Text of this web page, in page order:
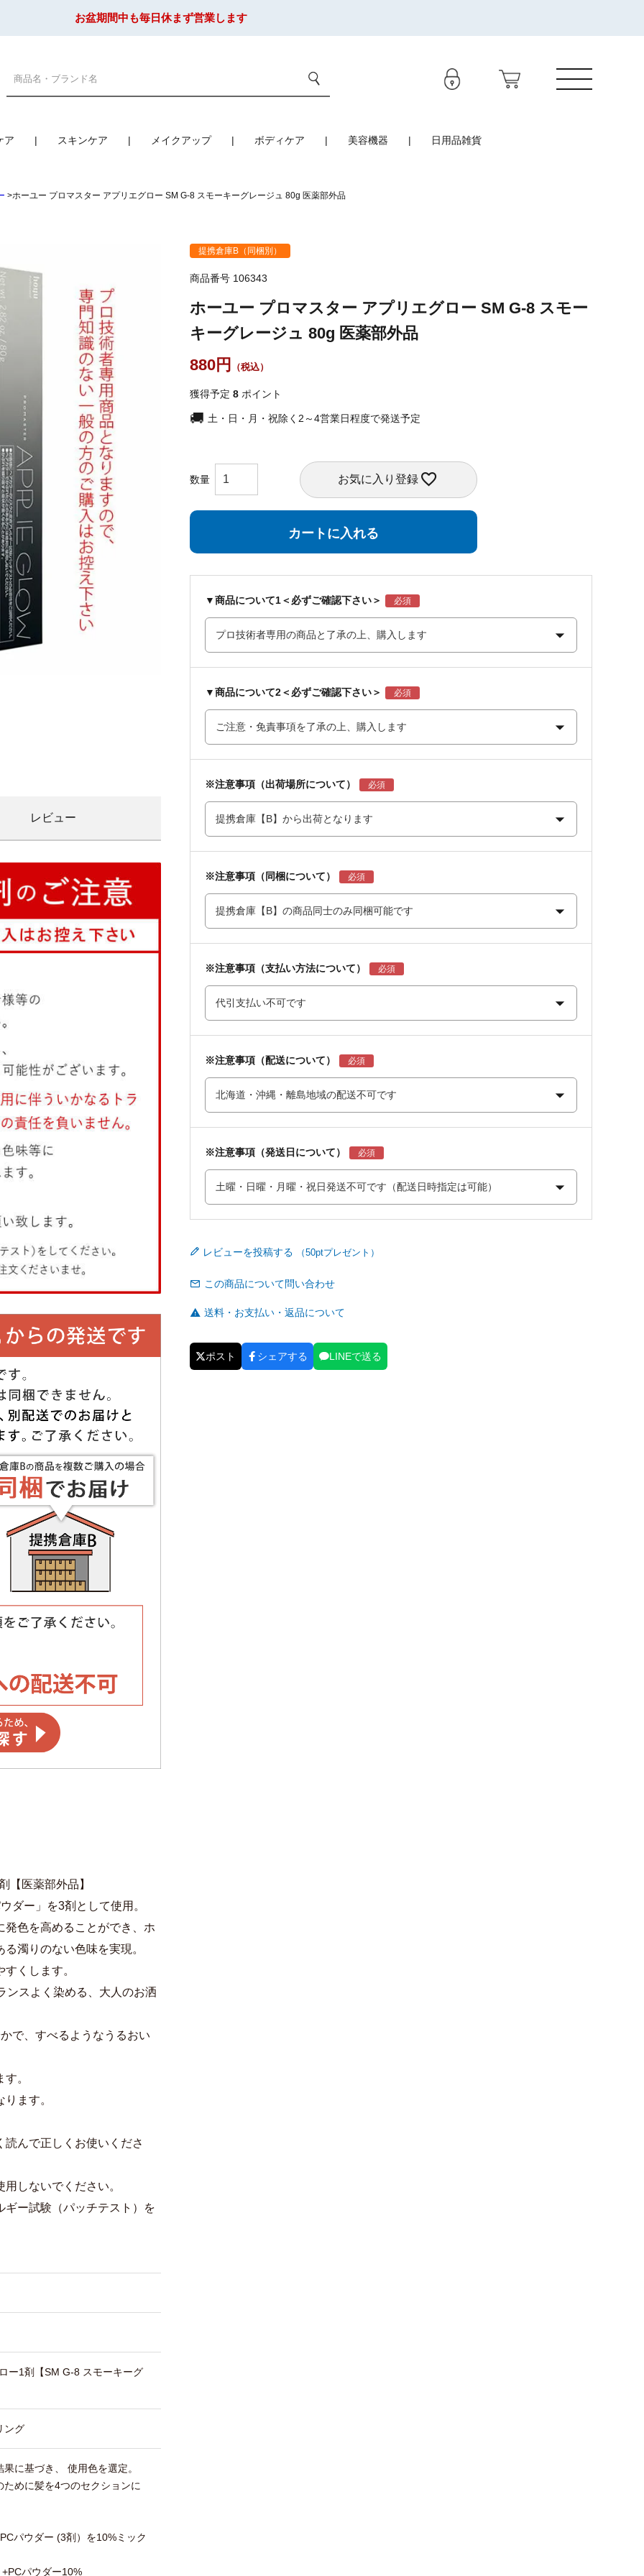
お盆期間中も毎日休まず営業します
ア スキンケア メイクアップ ボディケア 美容機器 日用品雑貨
ホーユー プロマスター アプリエグロー SM G-8 スモーキーグレージュ 80g 医薬部外品
レビュー
【医薬部外品】
ダー」を3剤として使用。
色を高めることができ、ホ
濁りのない色味を実現。
くします。
ンスよく染める、大人のお洒
で、すべるようなうるおい
。
ます。
んで正しくお使いくださ
しないでください。
ー試験（パッチテスト）を
ー1剤【SM G-8 スモーキーグ
ング
に基づき、 使用色を選定。
めに髪を4つのセクションに
パウダー (3剤）を10%ミック
パウダー10%
提携倉庫B（同梱別）
商品番号 106343
ホーユー プロマスター アプリエグロー SM G-8 スモー
キーグレージュ 80g 医薬部外品
880
獲得予定 8 ポイント
土・日・月・祝除く2～4営業日程度で発送予定
お気に入り登録
カートに入れる
▼商品について1＜必ずご確認下さい＞
▼商品について2＜必ずご確認下さい＞
※注意事項（出荷場所について）
※注意事項（同梱について）
※注意事項（支払い方法について）
※注意事項（配送について）
※注意事項（発送日について）
レビューを投稿する
この商品について問い合わせ
送料・お支払い・返品について
ポスト シェアする LINEで送る